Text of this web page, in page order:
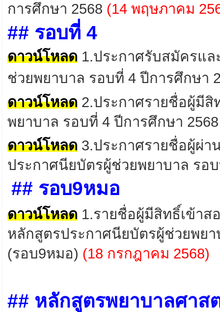
การศึกษา 2568 (14 พฤษภาคม
## รอบที่ 4
ดาวน์โหลด 1.ประกาศรับสมัครแล
ช่วยพยาบาล รอบที่ 4 ปีการศึกษา
ดาวน์โหลด 2.ประกาศรายชื่อผู้มี
พยาบาล รอบที่ 4 ปีการศึกษา
ดาวน์โหลด 3.ประกาศรายชื่อผู้ผ่
ประกาศนียบัตรผู้ช่วยพยาบาล รอ
## รอบ9หมอ
ดาวน์โหลด 1.รายชื่อผู้มีสิทธิ์เข้า
หลักสูตรประกาศนียบัตรผู้ช่วยพยา
(รอบ9หมอ) (18 กรกฎาคม 2568)
## หลักสูตรพยาบาลศา